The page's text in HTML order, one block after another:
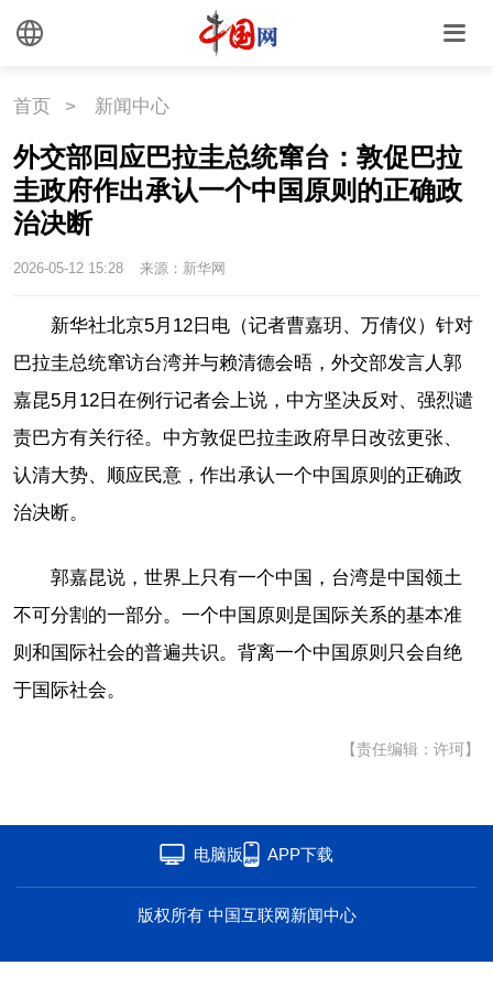
中国关键词
文化
文化 文创 艺术
时尚
悦读
中国瓷
国情
国情 助残 一带一路
海洋
联盟 心理 老年
首页 > 新闻中心
外交部回应巴拉圭总统窜台：敦促巴拉
圭政府作出承认一个中国原则的正确政
治决断
2026-05-12 15:28 来源：新华网
新华社北京5月12日电（记者曹嘉玥、万倩仪）针对
巴拉圭总统窜访台湾并与赖清德会晤，外交部发言人郭
嘉昆5月12日在例行记者会上说，中方坚决反对、强烈谴
责巴方有关行径。中方敦促巴拉圭政府早日改弦更张、
认清大势、顺应民意，作出承认一个中国原则的正确政
治决断。
郭嘉昆说，世界上只有一个中国，台湾是中国领土
不可分割的一部分。一个中国原则是国际关系的基本准
则和国际社会的普遍共识。背离一个中国原则只会自绝
于国际社会。
【责任编辑：许珂】
电脑版 APP下载
版权所有 中国互联网新闻中心